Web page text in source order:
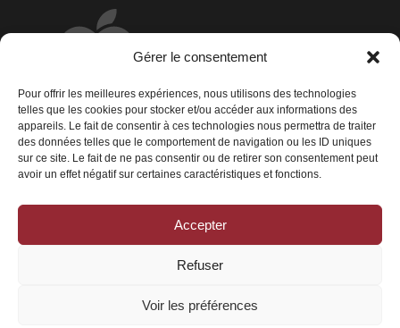
Gérer le consentement
Pour offrir les meilleures expériences, nous utilisons des technologies
telles que les cookies pour stocker et/ou accéder aux informations des
appareils. Le fait de consentir à ces technologies nous permettra de traiter
des données telles que le comportement de navigation ou les ID uniques
sur ce site. Le fait de ne pas consentir ou de retirer son consentement peut
avoir un effet négatif sur certaines caractéristiques et fonctions.
Accepter
Refuser
Voir les préférences
Déclaration de confidentialité